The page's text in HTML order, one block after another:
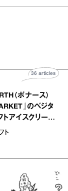
（ボナース
MARKET』のベジ
クラフトアイスクリ
野知子の「おいしい
いギフト
36